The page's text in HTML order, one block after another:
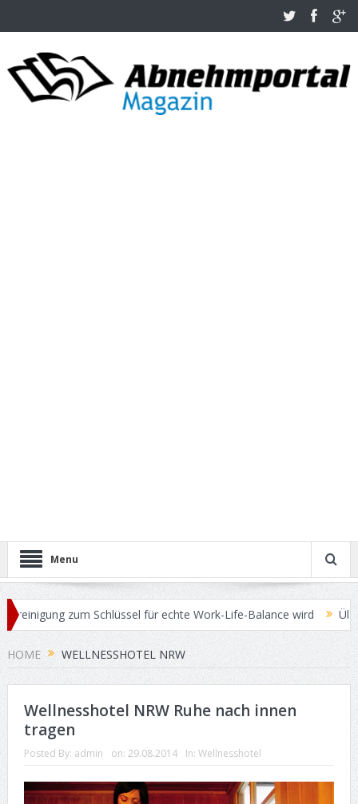
Menu
zum Schlüssel für echte Work-Life-Balance wird
HOME WELLNESSHOTEL NRW
Wellnesshotel NRW Ruhe nach innen
tragen
Posted By: admin on: 29.08.2014 In: Wellnesshotel